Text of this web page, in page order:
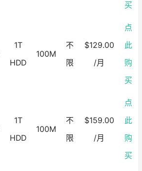
买
1T
HDD
100M
不
限
$129.00
/月
点
此
购
买
1T
HDD
100M
不
限
$159.00
/月
点
此
购
买